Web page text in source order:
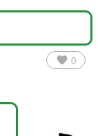
favorite 0